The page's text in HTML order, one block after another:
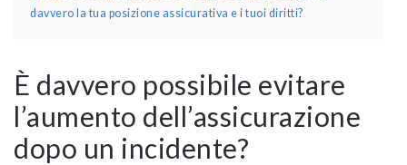
davvero la tua posizione assicurativa e i tuoi diritti?
È davvero possibile evitare
l’aumento dell’assicurazione
dopo un incidente?